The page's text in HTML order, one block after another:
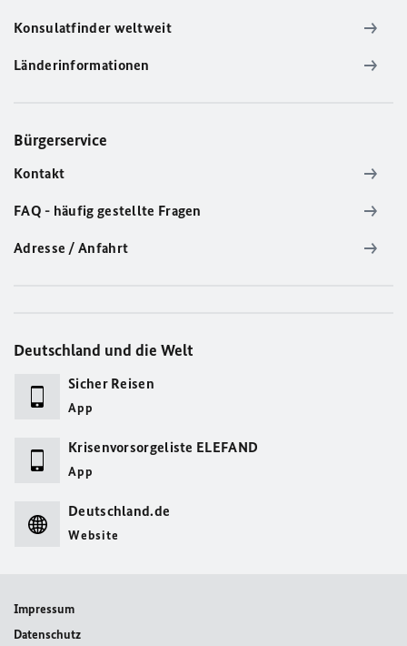
Konsulatfinder weltweit
Länderinformationen
Bürgerservice
Kontakt
FAQ - häufig gestellte Fragen
Adresse / Anfahrt
Deutschland und die Welt
Sicher Reisen
App
Krisenvorsorgeliste ELEFAND
App
Deutschland.de
Website
Impressum
Datenschutz